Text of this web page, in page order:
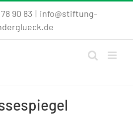
90 83 | info@stiftung-